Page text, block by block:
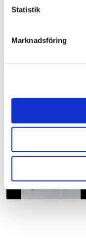
Statistik
Marknadsföring